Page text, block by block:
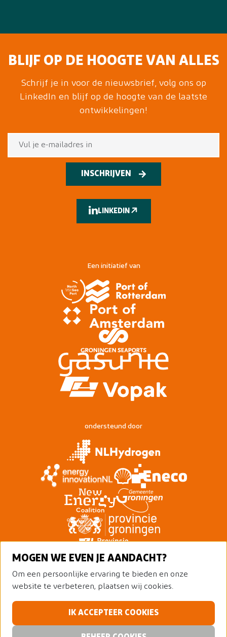
BLIJF OP DE HOOGTE VAN ALLES
Schrijf je in voor de nieuwsbrief, volg ons op
LinkedIn en blijf op de hoogte van de laatste
ontwikkelingen!
INSCHRIJVEN
LINKEDIN
Een initiatief van
ondersteund door
© 2026 Nederland Waterstofland
Alle rechten voorbehouden
MOGEN WE EVEN JE AANDACHT?
Om een persoonlijke ervaring te bieden en onze
website te verbeteren, plaatsen wij cookies.
IK ACCEPTEER COOKIES